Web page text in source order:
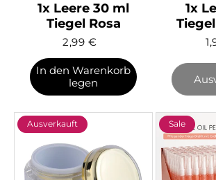
1x Leere 30 ml
Tiegel Rosa
2,99 €
In den Warenkorb
legen
1x
Ausverkauft Sale